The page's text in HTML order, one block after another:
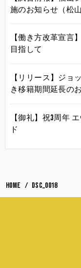
施のお知らせ（松山
【働き方改革宣言
目指して
【リリース】ジョ
き移籍期間延長の
【御礼】祝3周年
ド
HOME DSC_0018